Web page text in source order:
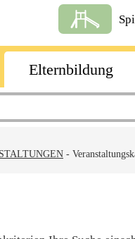
Elternbildung
-